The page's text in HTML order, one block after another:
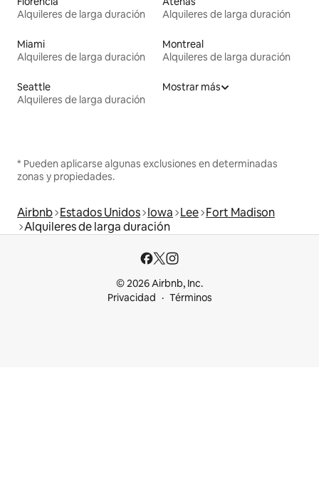
Alquileres de larga duración
Alquileres de larga duración
Miami
Alquileres de larga duración
Montreal
Alquileres de larga duración
Seattle
Alquileres de larga duración
Mostrar más
* Pueden aplicarse algunas exclusiones en determinadas
zonas y propiedades.
Airbnb Estados Unidos Iowa Lee Fort Madison
Alquileres de larga duración
© 2026 Airbnb, Inc.
Privacidad
Términos